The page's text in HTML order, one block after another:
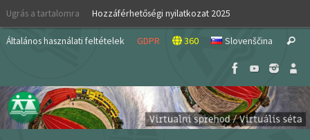
Skip
content
Ugrás a tartalomra Hozzáférhetőségi nyilatkozat 2025
Általános használati feltételek GDPR 360 Slovenščina Search